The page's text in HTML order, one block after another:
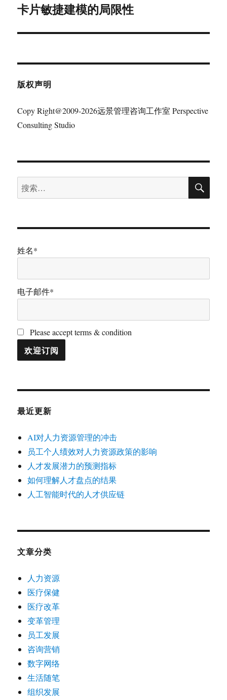
下
文
卡片敏捷建模的局限性
版权声明
Copy Right@2009-2026远景管理咨询工作室 Perspective
Consulting Studio
搜
索：
搜
姓名*
电子邮件*
Please accept terms & condition
最近更新
AI对人力资源管理的冲击
员工个人绩效对人力资源政策的影响
人才发展潜力的预测指标
如何理解人才盘点的结果
人工智能时代的人才供应链
文章分类
人力资源
医疗保健
医疗改革
变革管理
员工发展
咨询营销
数字网络
生活随笔
组织发展